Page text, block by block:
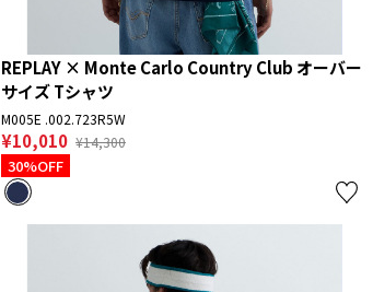
REPLAY × Monte Carlo Country Club オーバー
サイズ Tシャツ
M005E .002.723R5W
¥10,010 ¥14,300
30%OFF